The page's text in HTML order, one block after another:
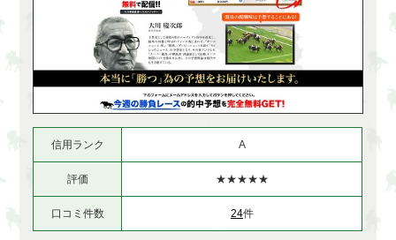
信用ランク A
評価 ★★★★★
口コミ件数 24件